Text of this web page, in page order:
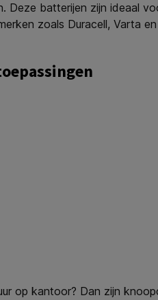
batterijen zijn ideaal
zoals Duracell, Varta
op kantoor? Dan zijn